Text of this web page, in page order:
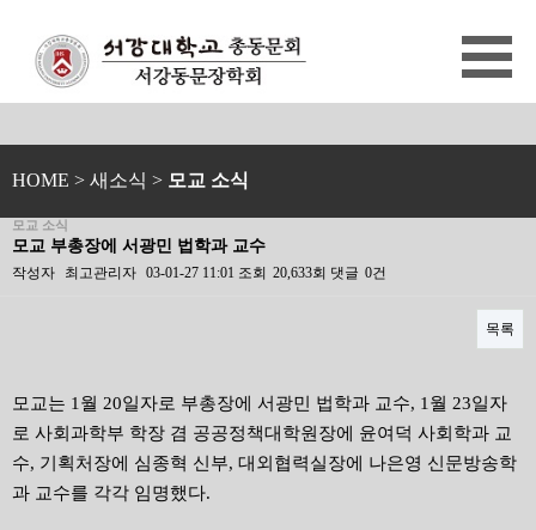
HOME > 새소식 > 모교 소식
모교 소식
모교 부총장에 서광민 법학과 교수
작성자 최고관리자 03-01-27 11:01 조회 20,633회 댓글 0건
목록
모교는 1월 20일자로 부총장에 서광민 법학과 교수, 1월 23일자
로 사회과학부 학장 겸 공공정책대학원장에 윤여덕 사회학과 교
수, 기획처장에 심종혁 신부, 대외협력실장에 나은영 신문방송학
과 교수를 각각 임명했다.